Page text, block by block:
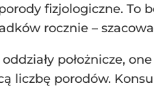
fizjologiczne. To
rocznie –
położnicze,
liczbę porodów.